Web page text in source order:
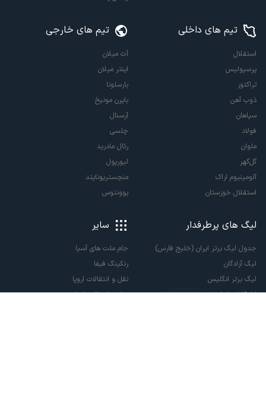
تیم های داخلی
استقلال
پرسپولیس
تراکتور
ذوب آهن
سپاهان
فولاد
ملوان
گل‌گهر
آلومینیوم اراک
استقلال خوزستان
تیم های خارجی
آث میلان
اینتر میلان
بارسلونا
بایرن مونیخ
آرسنال
چلسی
رئال مادرید
لیورپول
منچستریونایتد
یوونتوس
لیگ های پرطرفدار
جدول لیگ برتر ایران (خلیج فارس)
لیگ آزادگان
لیگ برتر انگلیس
لالیگا اسپانیا
سایر
جام ملت های آسیا
رنکینگ فیفا
نقل و انتقالات اروپا
نقل و انتقالات ایران